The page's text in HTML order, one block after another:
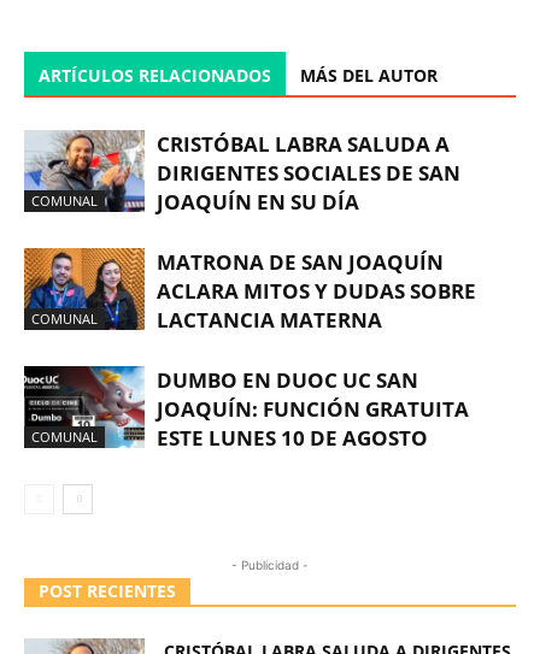
ARTÍCULOS RELACIONADOS MÁS DEL AUTOR
COMUNAL
CRISTÓBAL LABRA SALUDA A
DIRIGENTES SOCIALES DE SAN
JOAQUÍN EN SU DÍA
COMUNAL
MATRONA DE SAN JOAQUÍN
ACLARA MITOS Y DUDAS SOBRE
LACTANCIA MATERNA
COMUNAL
DUMBO EN DUOC UC SAN
JOAQUÍN: FUNCIÓN GRATUITA
ESTE LUNES 10 DE AGOSTO
- Publicidad -
POST RECIENTES